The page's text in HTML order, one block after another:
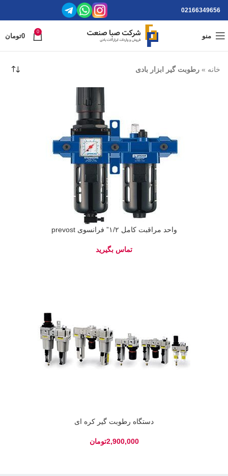
02166349656
منو
0
0تومان
خانه » رطوبت گیر ابزار بادی
واحد مراقبت کامل ۱/۲” فرانسوی prevost
دستگاه رطوبت گیر کره ای
تومان